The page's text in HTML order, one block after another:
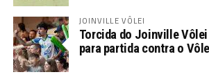
JOINVILLE VÔLEI
Torcida do Joinville
para partida contra o